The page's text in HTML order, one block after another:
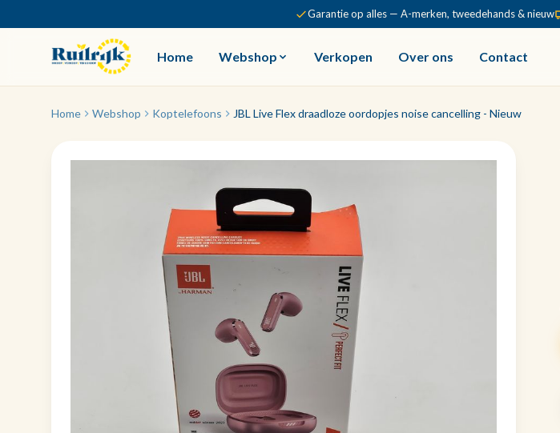
Garantie op alles — A-merken, tweedehands & nieuw
Home Webshop Verkopen Over ons Contact
Home Webshop Koptelefoons JBL Live Flex draadloze oordopjes noise cancelling - Nieuw